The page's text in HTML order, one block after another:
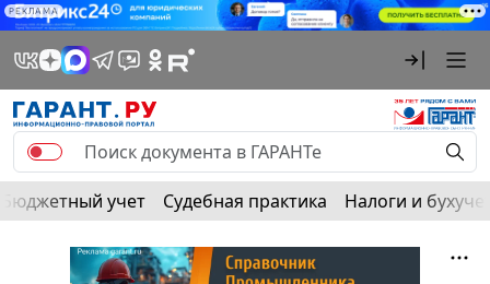
РЕКЛАМА
Бюджетный учет Судебная практика Налоги и